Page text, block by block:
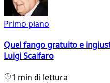
Primo piano
Quel fango gratuito e
Luigi Scalfaro
1 min di lettura